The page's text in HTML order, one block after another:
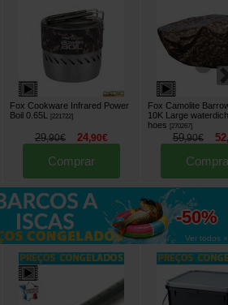
Fox Cookware Infrared Power
Boil 0.65L
221722]
29,90€ 24,90€
Comprar
Fox Camolite
10K Large
hoes
270267]
59,90€ 52
até
-50%
Ver todos »